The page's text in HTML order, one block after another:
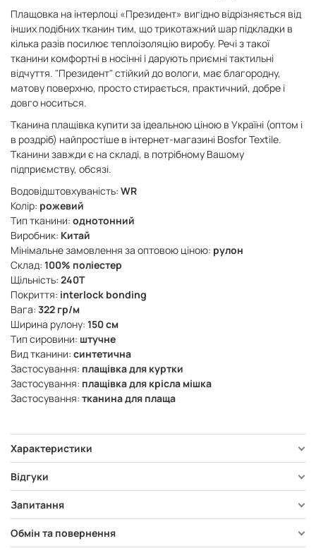
Плащовка на інтерлоці «Президент» вигідно відрізняється від
інших подібних тканин тим, що трикотажний шар підкладки в
кілька разів посилює теплоізоляцію виробу. Речі з такої
тканини комфортні в носінні і дарують приємні тактильні
відчуття. "Президент" стійкий до вологи, має благородну,
матову поверхню, просто стирається, практичний, добре і
довго носиться.
Тканина плащівка купити за ідеальною ціною в Україні (оптом і
в роздріб) найпростіше в інтернет-магазині Bosfor Textile.
Тканини завжди є на складі, в потрібному Вашому
підприємству, обсязі.
Водовідштовхуваність: WR
Колір: рожевий
Тип тканини: однотонний
Виробник: Китай
Мінімальне замовлення за оптовою ціною: рулон
Склад: 100% поліестер
Щільність: 240Т
Покриття: interlock bonding
Вага: 322 гр/м
Ширина рулону: 150 см
Тип сировини: штучне
Вид тканини: синтетична
Застосування: плащівка для куртки
Застосування: плащівка для крісла мішка
Застосування: тканина для плаща
Характеристики
Відгуки
Запитання
Обмін та повернення